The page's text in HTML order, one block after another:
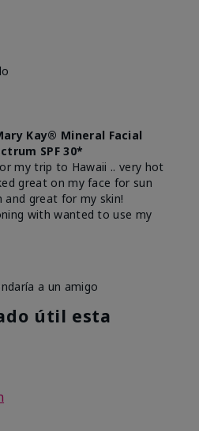
Kay® Mineral Facial
SPF 30*
my trip to Hawaii .. very hot
great on my face for sun
great for my skin!
with wanted to use my
a un amigo
útil esta